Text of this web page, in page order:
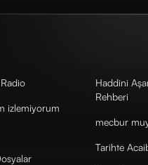
izlemiyorum
Haddini
Rehberi
mecbur
Tarihte